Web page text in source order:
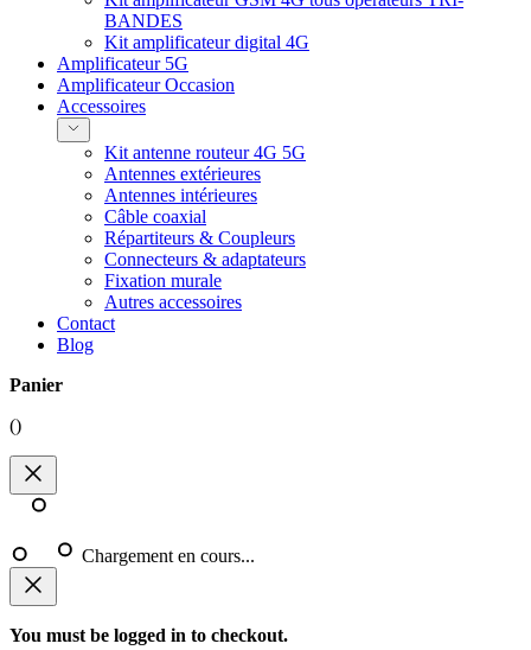
BANDES
Kit amplificateur digital 4G
Amplificateur 5G
Amplificateur Occasion
Accessoires
Kit antenne routeur 4G 5G
Antennes extérieures
Antennes intérieures
Câble coaxial
Répartiteurs & Coupleurs
Connecteurs & adaptateurs
Fixation murale
Autres accessoires
Contact
Blog
Panier
()
Chargement en cours...
You must be logged in to checkout.